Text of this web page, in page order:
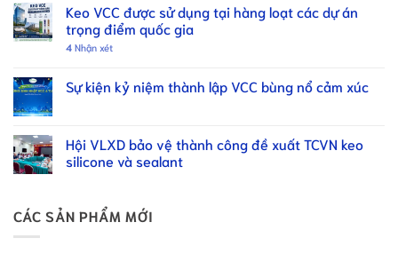
Keo VCC được sử dụng tại hàng loạt các dự án
trọng điểm quốc gia
4 Nhận xét
Sự kiện kỷ niệm thành lập VCC bùng nổ cảm xúc
Hội VLXD bảo vệ thành công đề xuất TCVN keo
silicone và sealant
CÁC SẢN PHẨM MỚI